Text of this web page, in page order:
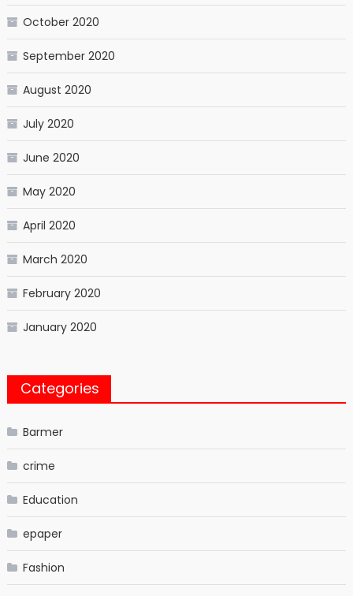
October 2020
September 2020
August 2020
July 2020
June 2020
May 2020
April 2020
March 2020
February 2020
January 2020
Categories
Barmer
crime
Education
epaper
Fashion